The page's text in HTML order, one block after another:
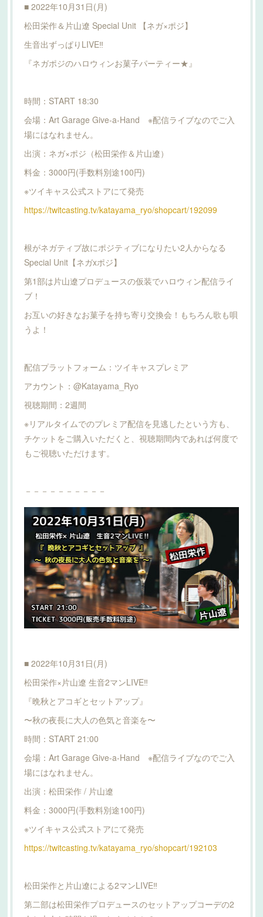
■ 2022年10月31日(月)
松田栄作＆片山遼 Special Unit 【ネガ×ポジ】
生音出ずっぱりLIVE‼︎
『ネガポジのハロウィンお菓子パーティー★』
時間：START 18:30
会場：Art Garage Give-a-Hand ※配信ライブなのでご入
場にはなれません。
出演：ネガ×ポジ（松田栄作＆片山遼）
料金：3000円(手数料別途100円)
※ツイキャス公式ストアにて発売
https://twitcasting.tv/katayama_ryo/shopcart/192099
根がネガティブ故にポジティブになりたい2人からなる
Special Unit【ネガxポジ】
第1部は片山遼プロデュースの仮装でハロウィン配信ライ
ブ！
お互いの好きなお菓子を持ち寄り交換会！もちろん歌も唄
うよ！
配信プラットフォーム：ツイキャスプレミア
アカウント：@Katayama_Ryo
視聴期間：2週間
※リアルタイムでのプレミア配信を見逃したという方も、
チケットをご購入いただくと、視聴期間内であれば何度で
もご視聴いただけます。
－－－－－－－－－－
■ 2022年10月31日(月)
松田栄作×片山遼 生音2マンLIVE‼︎
『晩秋とアコギとセットアップ』
〜秋の夜長に大人の色気と音楽を〜
時間：START 21:00
会場：Art Garage Give-a-Hand ※配信ライブなのでご入
場にはなれません。
出演：松田栄作 / 片山遼
料金：3000円(手数料別途100円)
※ツイキャス公式ストアにて発売
https://twitcasting.tv/katayama_ryo/shopcart/192103
松田栄作と片山遼による2マンLIVE‼︎
第二部は松田栄作プロデュースのセットアップコーデの2